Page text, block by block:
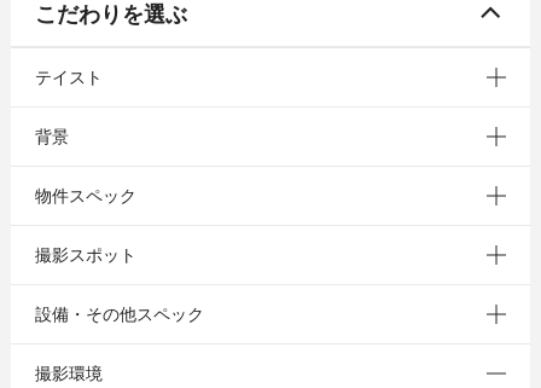
こだわりを選ぶ
テイスト
背景
物件スペック
撮影スポット
設備・その他スペック
撮影環境